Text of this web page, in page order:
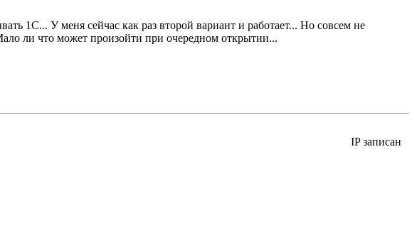
1С... У меня сейчас как раз второй вариант и работает... Но совсем не
ли что может произойти при очередном открытии...
IP записан